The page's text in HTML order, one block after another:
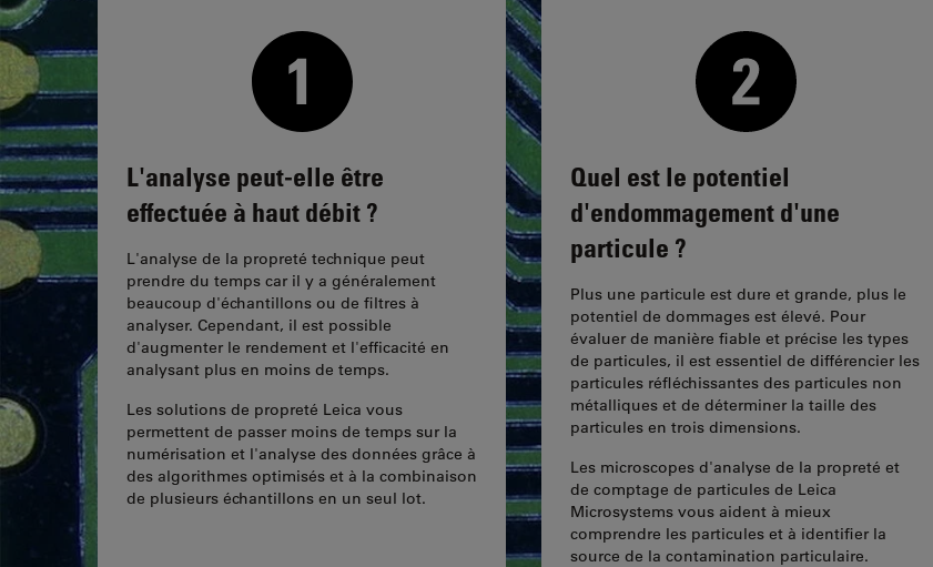
L'analyse peut-elle être
effectuée à haut débit ?
L'analyse de la propreté technique peut
prendre du temps car il y a généralement
beaucoup d'échantillons ou de filtres à
analyser. Cependant, il est possible
d'augmenter le rendement et l'efficacité en
analysant plus en moins de temps.
Les solutions de propreté Leica vous
permettent de passer moins de temps sur la
numérisation et l'analyse des données grâce à
des algorithmes optimisés et à la combinaison
de plusieurs échantillons en un seul lot.
Quel est le potentiel
d'endommagement d'une
particule ?
Plus une particule est dure et grande, plus le
potentiel de dommages est élevé. Pour
évaluer de manière fiable et précise les types
de particules, il est essentiel de différencier les
particules réfléchissantes des particules non
métalliques et de déterminer la taille des
particules en trois dimensions.
Les microscopes d'analyse de la propreté et
de comptage de particules de Leica
Microsystems vous aident à mieux
comprendre les particules et à identifier la
source de la contamination particulaire.